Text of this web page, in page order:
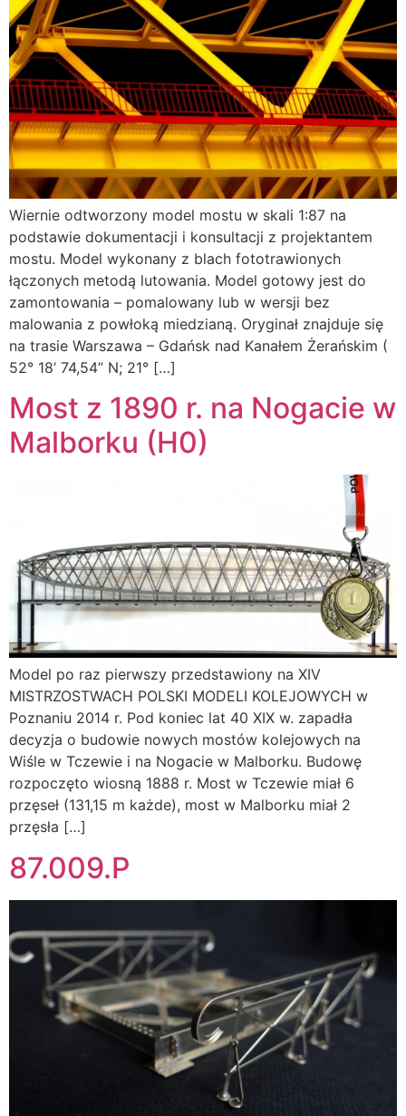
Wiernie odtworzony model mostu w skali 1:87 na
podstawie dokumentacji i konsultacji z projektantem
mostu. Model wykonany z blach fototrawionych
łączonych metodą lutowania. Model gotowy jest do
zamontowania – pomalowany lub w wersji bez
malowania z powłoką miedzianą. Oryginał znajduje się
na trasie Warszawa – Gdańsk nad Kanałem Żerańskim (
52° 18’ 74,54” N; 21° […]
Most z 1890 r. na Nogacie w
Malborku (H0)
Model po raz pierwszy przedstawiony na XIV
MISTRZOSTWACH POLSKI MODELI KOLEJOWYCH w
Poznaniu 2014 r. Pod koniec lat 40 XIX w. zapadła
decyzja o budowie nowych mostów kolejowych na
Wiśle w Tczewie i na Nogacie w Malborku. Budowę
rozpoczęto wiosną 1888 r. Most w Tczewie miał 6
przęseł (131,15 m każde), most w Malborku miał 2
przęsła […]
87.009.P